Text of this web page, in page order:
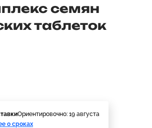
семян
таблеток
Ориентировочно: 19 августа
о сроках